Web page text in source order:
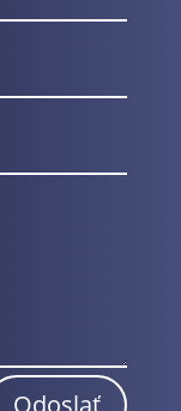
Odoslať